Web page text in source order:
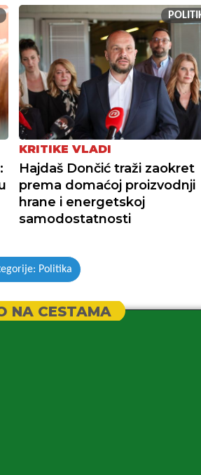
KRITIKE VLADI
Hajdaš Dončić traži zaokret
prema domaćoj proizvodnji
hrane i energetskoj
samodostatnosti
Politika
NA CESTAMA